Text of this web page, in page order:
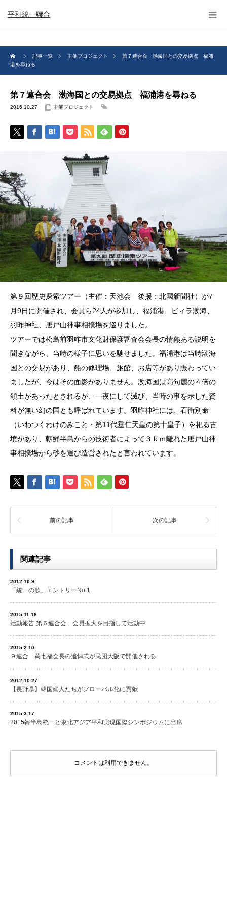
平和統一聯合
記事一覧 主催プロジェクト
第７連合会 渤海国との交易拠点 福浦
港を尋ねる
第７連合会 渤海国との交易拠点 福浦港を尋ねる
2016.10.27 主催プロジェクト
第９回歴史探索ツアー（主催：天池会 後援：北國新聞社）が7
月9日に開催され、会員ら24人が参加し、福浦港、ビィラ渤海、
羽昨神社、唐戸山神事相撲場を巡りました。
ツアーでは松島前羽咋市文化財保護審査会会長の情熱ある説明を
聞きながら、当時の様子に思いを馳せました。福浦港は当時渤海
国との交易があり、船の修理場、旅館、お店等があり賑わってい
ましたが、今はその面影がありません。渤海国は高句麗の４倍の
領土があったとされるが、一夜にして滅び、当時の事を示した資
料が無い幻の国とも呼ばれています。羽昨神社には、石衝別命
（いわつくわけのみこと・第11代垂仁天皇の第十皇子）を祀る古
墳があり、朝鮮半島からの技術者によって３ｋｍ離れた唐戸山神
事相撲場から砂を運び造営されたと言われています。
前の記事 次の記事
関連記事
2012.10.9
「統一の歌」エントリーNo.1
2015.11.18
活動報告 第６連合会 会員拡大を目指して活動中
2015.2.10
９連合 黄七福会長の追悼式が民団大阪で開催される
2012.10.27
【長野県】韓国婦人たちがグローバル化に貢献
2015.3.17
2015韓半島統一と東北アジア平和実現国際シンポジウムに出席
コメントは利用できません。